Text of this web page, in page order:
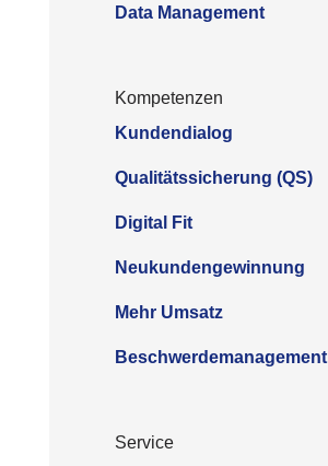
Data Management
Kom­pe­ten­zen
Kundendialog
Qua­li­täts­si­che­rung (QS)
Digi­tal Fit
Neukundengewinnung
Mehr Umsatz
Beschwerdemanagement
Ser­vice